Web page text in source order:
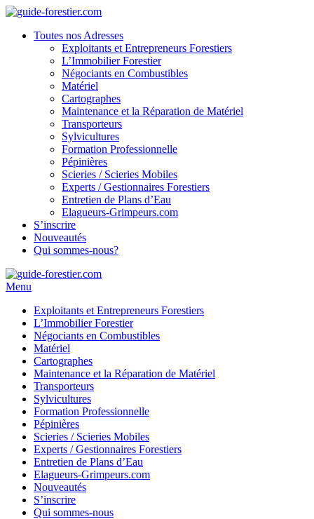
Toutes nos Adresses
Exploitants et Entrepreneurs Forestiers
L’Immobilier Forestier
Négociants en Combustibles
Matériel
Cartographes
Maintenance et la Réparation de Matériel
Transporteurs
Sylvicultures
Formation Professionnelle
Pépinières
Scieries / Scieries Mobiles
Experts / Gestionnaires Forestiers
Entretien de Plans d’Eau
Elagueurs-Grimpeurs.com
S’inscrire
Nouveautés
Qui sommes-nous?
Menu
Exploitants et Entrepreneurs Forestiers
L’Immobilier Forestier
Négociants en Combustibles
Matériel
Cartographes
Maintenance et la Réparation de Matériel
Transporteurs
Sylvicultures
Formation Professionnelle
Pépinières
Scieries / Scieries Mobiles
Experts / Gestionnaires Forestiers
Entretien de Plans d’Eau
Elagueurs-Grimpeurs.com
Nouveautés
S’inscrire
Qui sommes-nous